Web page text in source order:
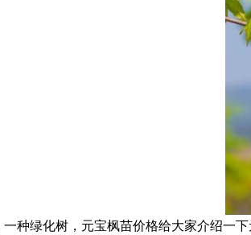
种绿化树，元宝枫苗价格给大家介绍一